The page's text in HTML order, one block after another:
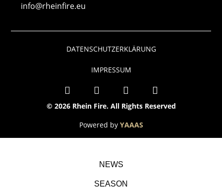
info@rheinfire.eu
© 2026 Rhein Fire. All Rights Reserved
DATENSCHUTZERKLÄRUNG
IMPRESSUM
Powered by YAAAS
NEWS
SEASON